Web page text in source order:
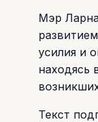
Мэр
усилия и
находясь
Текст